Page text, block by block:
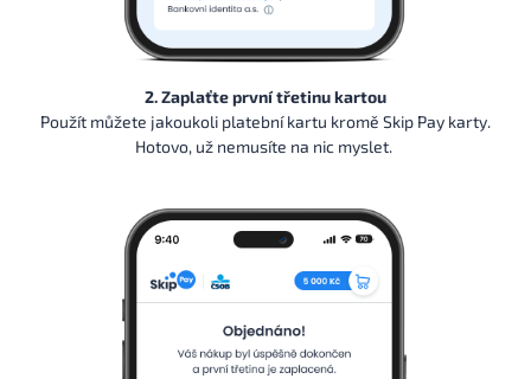
2. Zaplaťte první třetinu kartou
Použít můžete jakoukoli platební kartu kromě Skip Pay karty.
Hotovo, už nemusíte na nic myslet.